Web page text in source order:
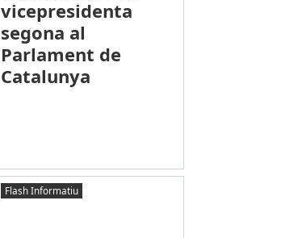
vicepresidenta
segona al
Parlament de
Catalunya
Flash Informatiu